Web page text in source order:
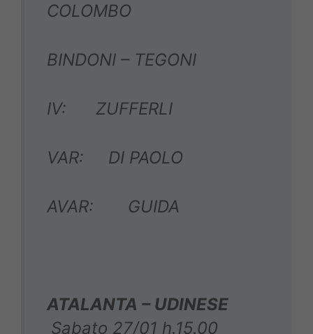
COLOMBO
BINDONI – TEGONI
IV: ZUFFERLI
VAR: DI PAOLO
AVAR: GUIDA
ATALANTA – UDINESE
Sabato 27/01 h.15.00